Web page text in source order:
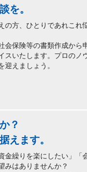
を。
の方、ひとりであれこれ
会保険等の書類作成から
スいたします。プロのノ
迎えましょう。
？
えます。
金繰りを楽にしたい」「
みはありませんか？